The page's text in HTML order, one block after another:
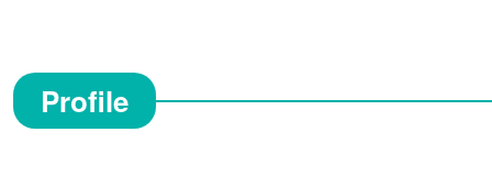
Profile